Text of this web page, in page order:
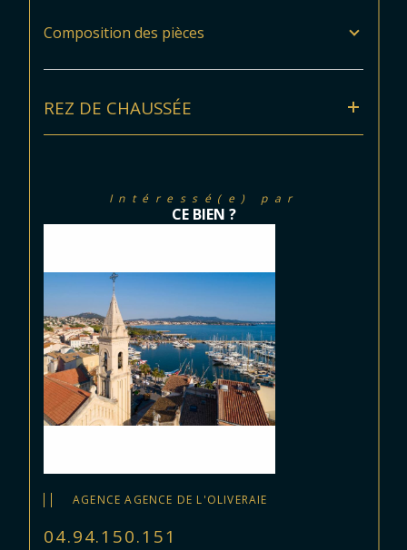
Composition des pièces
REZ DE CHAUSSÉE
Intéressé(e) par
CE BIEN ?
AGENCE AGENCE DE L'OLIVERAIE
04.94.150.151